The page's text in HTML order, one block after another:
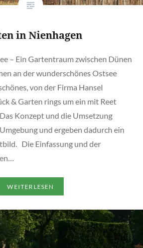
in Nienhagen
– Ein Gartentraum zwischen Dünen
an der wunderschönes Ostsee
von der Firma Hansel
& Garten rings um ein mit Reet
Konzept und die Umsetzung
und ergeben dadurch ein
Die Einfassung und der
WEITERLESEN